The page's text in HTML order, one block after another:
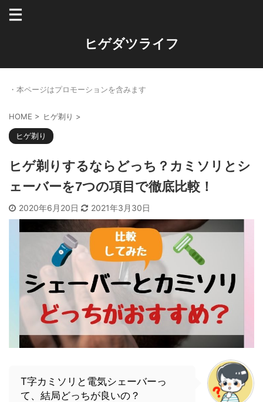
ヒゲダツライフ
・本ページはプロモーションを含みます
HOME > ヒゲ剃り >
ヒゲ剃り
ヒゲ剃りするならどっち？カミソリとシ
ェーバーを7つの項目で徹底比較！
2020年6月20日 2021年3月30日
T字カミソリと電気シェーバーっ
て、結局どっちが良いの？